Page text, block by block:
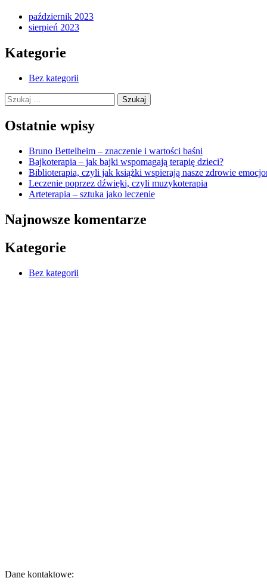
październik 2023
sierpień 2023
Kategorie
Bez kategorii
Szukaj:
Ostatnie wpisy
Bruno Bettelheim – znaczenie i wartości baśni
Bajkoterapia – jak bajki wspomagają terapię dzieci?
Biblioterapia, czyli jak książki wspierają nasze zdrowie
Leczenie poprzez dźwięki, czyli muzykoterapia
Arteterapia – sztuka jako leczenie
Najnowsze komentarze
Kategorie
Bez kategorii
Dane kontaktowe: